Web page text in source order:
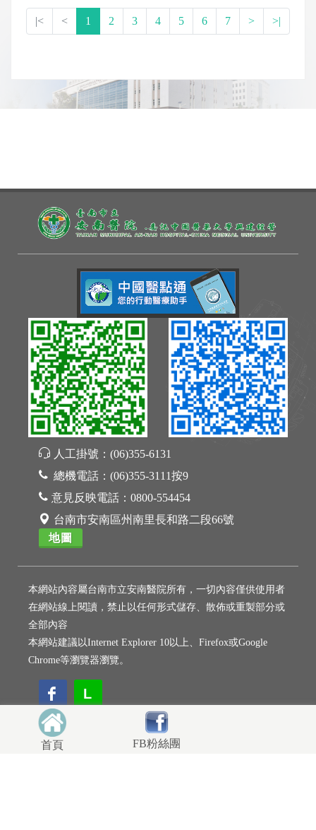
|< < 1 2 3 4 5 6 7 > >|
首頁 FB粉絲團
人工掛號： (06)355-6131
總機電話： (06)355-3111按9
意見反映電話： 0800-554454
台南市安南區州南里長和路二段66號
地圖
本網站內容屬台南市立安南醫院所有，一切內容僅供使用者
在網站線上閱讀，禁止以任何形式儲存、散佈或重製部分或
全部內容
本網站建議以Internet Explorer 10以上、Firefox或Google
Chrome等瀏覽器瀏覽。
L